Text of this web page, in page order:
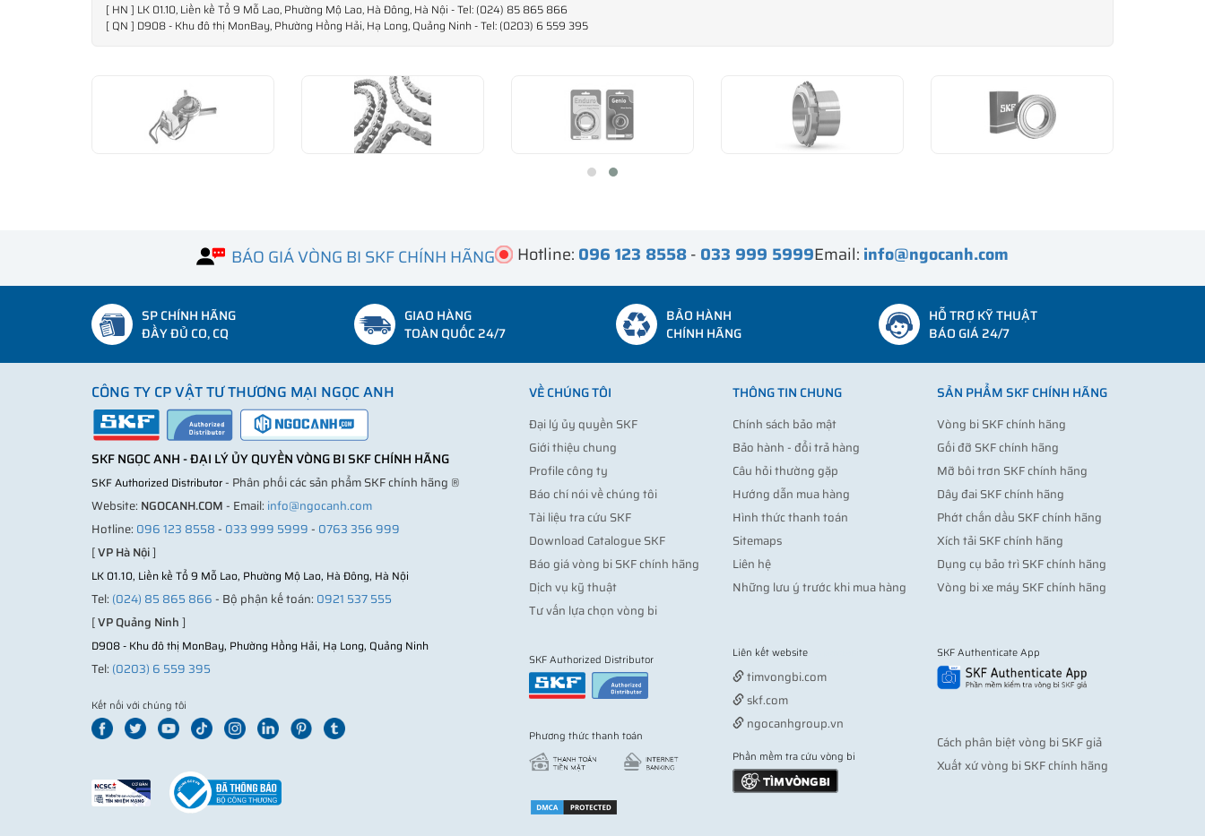
[ HN ] LK 01.10, Liền kề Tổ 9 Mỗ Lao, Phường Mộ Lao, Hà Đông, Hà Nội - Tel: (024) 85 865 866
[ QN ] D908 - Khu đô thị MonBay, Phường Hồng Hải, Hạ Long, Quảng Ninh - Tel: (0203) 6 559 395
BÁO GIÁ VÒNG BI SKF CHÍNH HÃNG Hotline: 096 123 8558- 033 999 5999Email: info@ngocanh.com
SP CHÍNH HÃNG
ĐẦY ĐỦ CO, CQ
GIAO HÀNG
TOÀN QUỐC 24/7
BẢO HÀNH
CHÍNH HÃNG
HỖ TRỢ KỸ THUẬT
BÁO GIÁ 24/7
CÔNG TY CP VẬT TƯ THƯƠNG MẠI NGỌC ANH
SKF NGỌC ANH - ĐẠI LÝ ỦY QUYỀN VÒNG BI SKF CHÍNH HÃNG
SKF Authorized Distributor- Phân phối các sản phẩm SKF chính hãng ®
Website: NGOCANH.COM- Email: info@ngocanh.com
Hotline: 096 123 8558- 033 999 5999- 0763 356 999
[VP Hà Nội]
LK 01.10, Liền kề Tổ 9 Mỗ Lao, Phường Mộ Lao, Hà Đông, Hà Nội
Tel: (024) 85 865 866- Bộ phận kế toán: 0921 537 555
[VP Quảng Ninh]
D908 - Khu đô thị MonBay, Phường Hồng Hải, Hạ Long, Quảng Ninh
Tel: (0203) 6 559 395
Kết nối với chúng tôi
VỀ CHÚNG TÔI
Đại lý ủy quyền SKF
Giới thiệu chung
Profile công ty
Báo chí nói về chúng tôi
Tài liệu tra cứu SKF
Download Catalogue SKF
Báo giá vòng bi SKF chính hãng
Dịch vụ kỹ thuật
Tư vấn lựa chọn vòng bi
SKF Authorized Distributor
Phương thức thanh toán
THÔNG TIN CHUNG
Chính sách bảo mật
Bảo hành - đổi trả hàng
Câu hỏi thường gặp
Hướng dẫn mua hàng
Hình thức thanh toán
Sitemaps
Liên hệ
Những lưu ý trước khi mua hàng
Liên kết website
timvongbi.com
skf.com
ngocanhgroup.vn
Phần mềm tra cứu vòng bi
SẢN PHẨM SKF CHÍNH HÃNG
Vòng bi SKF chính hãng
Gối đỡ SKF chính hãng
Mỡ bôi trơn SKF chính hãng
Dây đai SKF chính hãng
Phớt chắn dầu SKF chính hãng
Xích tải SKF chính hãng
Dụng cụ bảo trì SKF chính hãng
Vòng bi xe máy SKF chính hãng
SKF Authenticate App
Cách phân biệt vòng bi SKF giả
Xuất xứ vòng bi SKF chính hãng